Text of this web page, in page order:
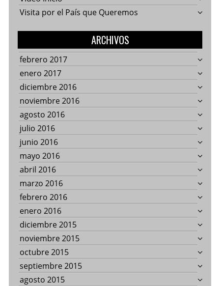
Visita por el País que Queremos
ARCHIVOS
febrero 2017
enero 2017
diciembre 2016
noviembre 2016
agosto 2016
julio 2016
junio 2016
mayo 2016
abril 2016
marzo 2016
febrero 2016
enero 2016
diciembre 2015
noviembre 2015
octubre 2015
septiembre 2015
agosto 2015